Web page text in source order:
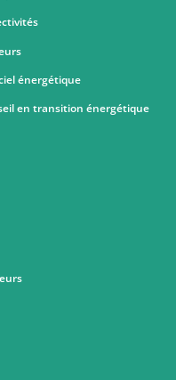
énergétique
en transition énergétique